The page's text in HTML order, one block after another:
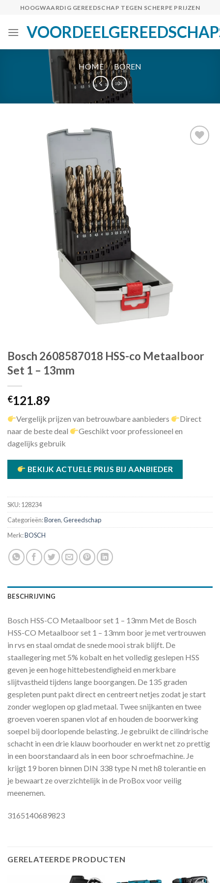
content
HOOGWAARDIG GEREEDSCHAP TEGEN SCHERPE PRIJZEN
HOME / BOREN
Bosch 2608587018 HSS-co Metaalboor
Set 1 – 13mm
€121.89
Vergelijk prijzen van betrouwbare aanbieders
Direct
naar de beste deal
Geschikt voor professioneel en
dagelijks gebruik
BEKIJK ACTUELE PRIJS BIJ AANBIEDER
SKU:128234
Categorieën:Boren,Gereedschap
Merk:BOSCH
BESCHRIJVING
Bosch HSS-CO Metaalboor set 1 – 13mm Met de Bosch
HSS-CO Metaalboor set 1 – 13mm boor je met vertrouwen
in rvs en staal omdat de snede mooi strak blijft. De
staallegering met 5% kobalt en het volledig geslepen HSS
geven je een hoge hittebestendigheid en merkbare
slijtvastheid tijdens lange boorgangen. De 135 graden
gespleten punt pakt direct en centreert netjes zodat je start
zonder weglopen op glad metaal. Twee snijkanten en twee
groeven voeren spanen vlot af en houden de boorwerking
soepel bij doorlopende belasting. Je gebruikt de cilindrische
schacht in een drie klauw boorhouder en werkt net zo prettig
in een boorstandaard als in een boor schroefmachine. Je
krijgt 19 boren binnen DIN 338 type N met h8 tolerantie en
je bewaart ze overzichtelijk in de ProBox voor veilig
meenemen.
3165140689823
GERELATEERDE PRODUCTEN